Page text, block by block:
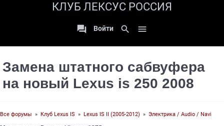
КЛУБ ЛЕКСУС РОССИЯ
 Войти search 
Замена штатного сабвуфера
на новый Lexus is 250 2008
Все форумы » Клуб Lexus IS » Lexus IS II (2005-2012) » Электрика / Audio / Navi